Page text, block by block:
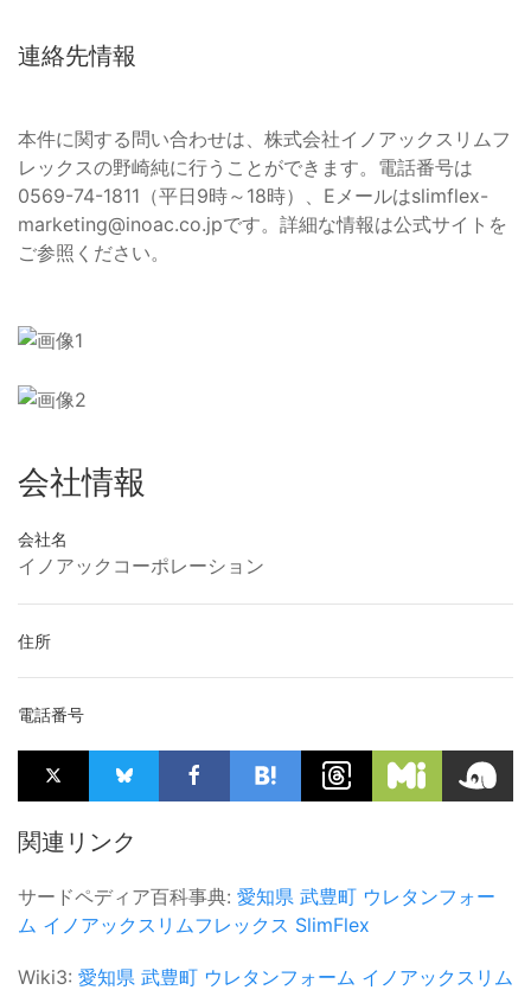
連絡先情報
本件に関する問い合わせは、株式会社イノアックスリムフ
レックスの野崎純に行うことができます。電話番号は
0569-74-1811（平日9時～18時）、Eメールはslimflex-
marketing@inoac.co.jpです。詳細な情報は公式サイトを
ご参照ください。
会社情報
会社名
イノアックコーポレーション
住所
電話番号
関連リンク
サードペディア百科事典: 愛知県 武豊町 ウレタンフォー
ム イノアックスリムフレックス SlimFlex
Wiki3: 愛知県 武豊町 ウレタンフォーム イノアックスリム